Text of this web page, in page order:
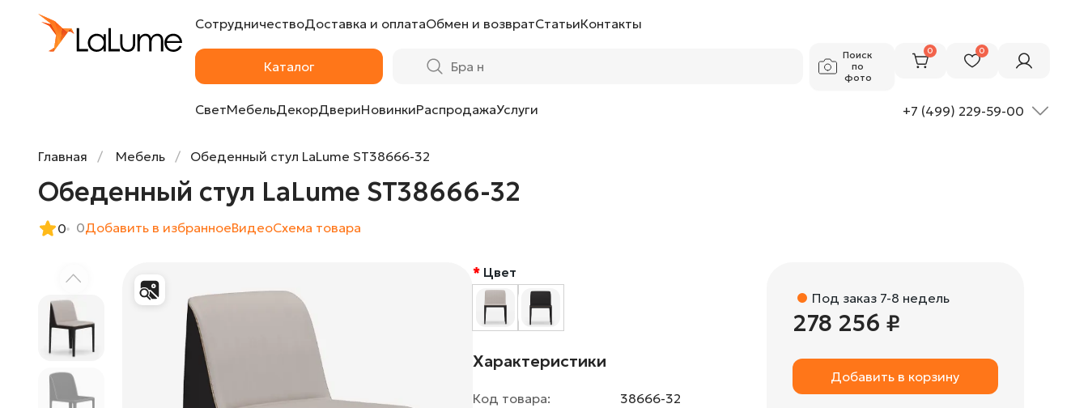
СотрудничествоДоставка и оплатаОбмен и возвратСтатьиКонтакты
Каталог
Поиск
по
фото
0 0
СветМебельДекорДвериНовинкиРаспродажаУслуги +7 (499) 229-59-00
Главная Мебель Обеденный стул LaLume ST38666-32
Обеденный стул LaLume ST38666-32
0 0Добавить в избранноеВидеоCхема товара
Цвет
Характеристики
Код товара: 38666-32
Под заказ 7-8 недель
278 256 ₽
Добавить в корзину
Обеденный стул LaLume ST38666-32